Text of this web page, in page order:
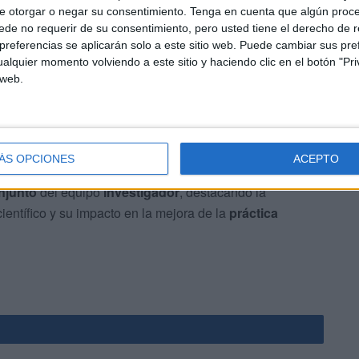
otorgar o negar su consentimiento. Tenga en cuenta que algún
no requerir de su consentimiento, pero usted tiene el derecho de
se aplicarán solo a este sitio web. Puede cambiar sus
momento volviendo a este sitio y haciendo clic en el botón
OPCIONES ACEPTO
Sanidad, en laSala Ernest Lluchde Madrid .
que han formado parte de estos cien
del equipoinvestigador, destacando la
y su impacto en la mejora de la práctica